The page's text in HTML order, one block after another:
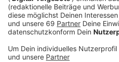
Anzeige
Genau 8 Minuten und 46
gesamte Schlossplatz -